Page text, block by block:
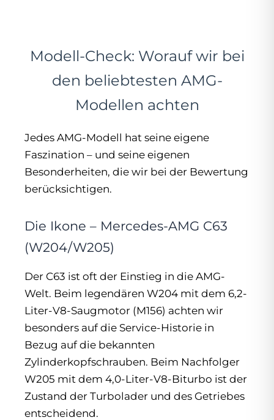
Modell-Check: Worauf wir bei
den beliebtesten AMG-
Modellen achten
Jedes AMG-Modell hat seine eigene
Faszination – und seine eigenen
Besonderheiten, die wir bei der Bewertung
berücksichtigen.
Die Ikone – Mercedes-AMG C63
(W204/W205)
Der C63 ist oft der Einstieg in die AMG-
Welt. Beim legendären W204 mit dem 6,2-
Liter-V8-Saugmotor (M156) achten wir
besonders auf die Service-Historie in
Bezug auf die bekannten
Zylinderkopfschrauben. Beim Nachfolger
W205 mit dem 4,0-Liter-V8-Biturbo ist der
Zustand der Turbolader und des Getriebes
entscheidend.